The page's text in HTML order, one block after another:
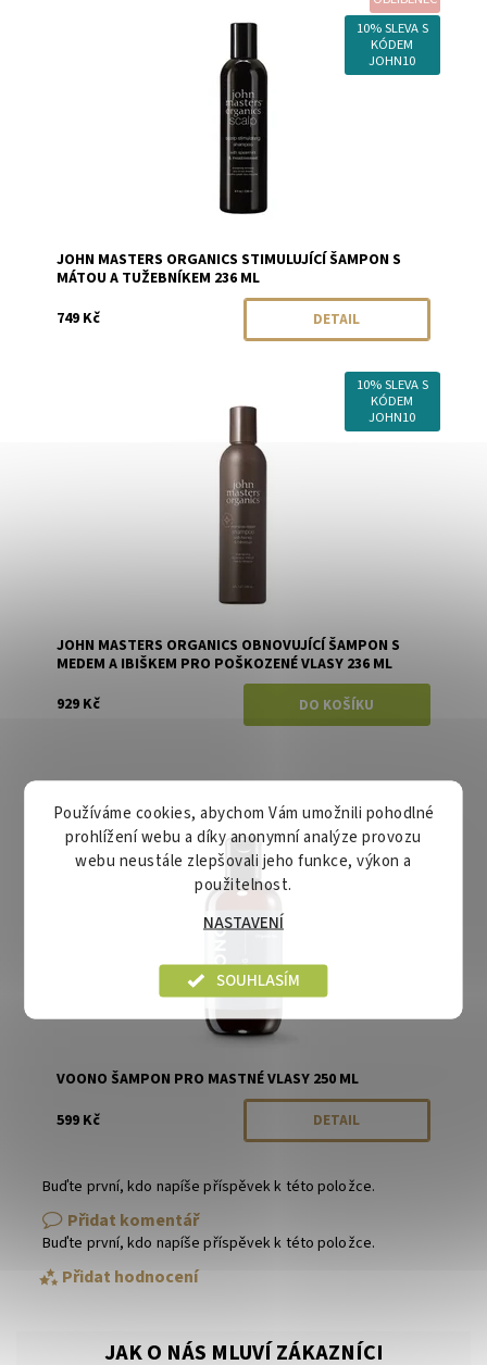
10% SLEVA S
KÓDEM
JOHN10
John Masters Organics
JOHN MASTERS ORGANICS STIMULUJÍCÍ ŠAMPON S
MÁTOU A TUŽEBNÍKEM 236 ML
749 Kč
DETAIL
10% SLEVA S
KÓDEM
JOHN10
John Masters Organics
JOHN MASTERS ORGANICS OBNOVUJÍCÍ ŠAMPON S
MEDEM A IBIŠKEM PRO POŠKOZENÉ VLASY 236 ML
929 Kč
Dostupnost:
Momentálně vyprodáno
Značka:
VOONO
VOONO ŠAMPON PRO MASTNÉ VLASY 250 ML
599 Kč
DETAIL
Buďte první, kdo napíše příspěvek k této položce.
Přidat komentář
Buďte první, kdo napíše příspěvek k této položce.
Přidat hodnocení
Používáme cookies, abychom Vám umožnili pohodlné
prohlížení webu a díky anonymní analýze provozu
webu neustále zlepšovali jeho funkce, výkon a
použitelnost.
NASTAVENÍ
SOUHLASÍM